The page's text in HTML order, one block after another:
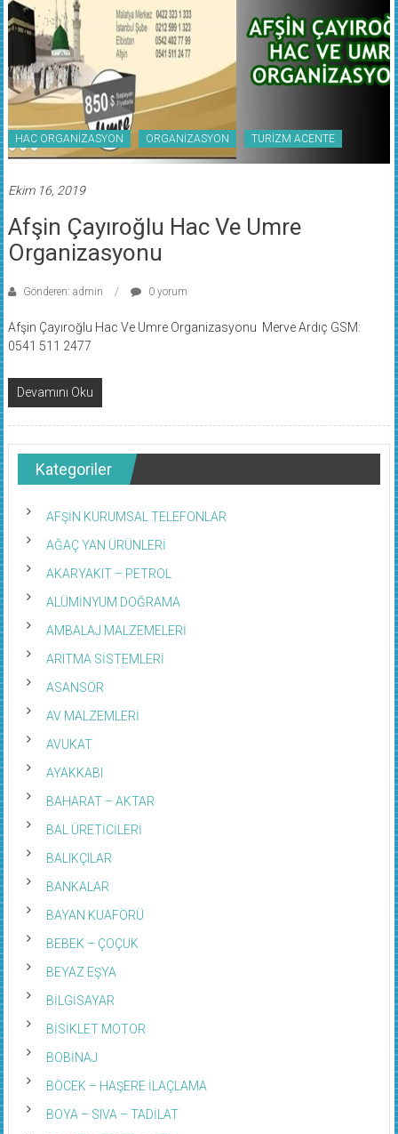
HAC ORGANİZASYON ORGANİZASYON TURİZM ACENTE
Ekim 16, 2019
Afşin Çayıroğlu Hac Ve Umre
Organizasyonu
Gönderen: admin 0 yorum
Afşin Çayıroğlu Hac Ve Umre Organizasyonu Merve Ardıç GSM:
0541 511 2477
Devamını Oku
Kategoriler
AFŞİN KURUMSAL TELEFONLAR
AĞAÇ YAN ÜRÜNLERİ
AKARYAKIT – PETROL
ALÜMİNYUM DOĞRAMA
AMBALAJ MALZEMELERİ
ARITMA SİSTEMLERİ
ASANSÖR
AV MALZEMLERİ
AVUKAT
AYAKKABI
BAHARAT – AKTAR
BAL ÜRETİCİLERİ
BALIKÇILAR
BANKALAR
BAYAN KUAFÖRÜ
BEBEK – ÇOÇUK
BEYAZ EŞYA
BİLGİSAYAR
BİSİKLET MOTOR
BOBİNAJ
BÖCEK – HAŞERE İLAÇLAMA
BOYA – SIVA – TADİLAT